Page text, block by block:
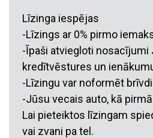
Līzinga iespējas
-Līzings ar 0% pirmo
-Īpaši atviegloti nosacījumi
kredītvēstures un
-Līzingu var noformēt
-Jūsu vecais auto, kā
Lai pieteiktos līzingam
vai zvani pa tel.